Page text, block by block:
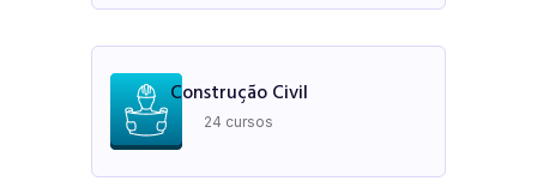
Construção Civil
24 cursos